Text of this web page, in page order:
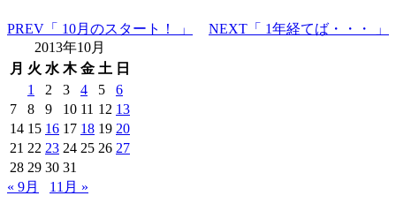
PREV 「 10月のスタート！ 」 NEXT 「 1年経てば・・・ 」
2013年10月
月 火 水 木 金 土 日
1
2 3 4 5
6
7
8 9 10 11 12 13
14 15 16 17 18 19 20
21 22 23 24 25 26 27
28 29 30 31
« 9月
11月 »